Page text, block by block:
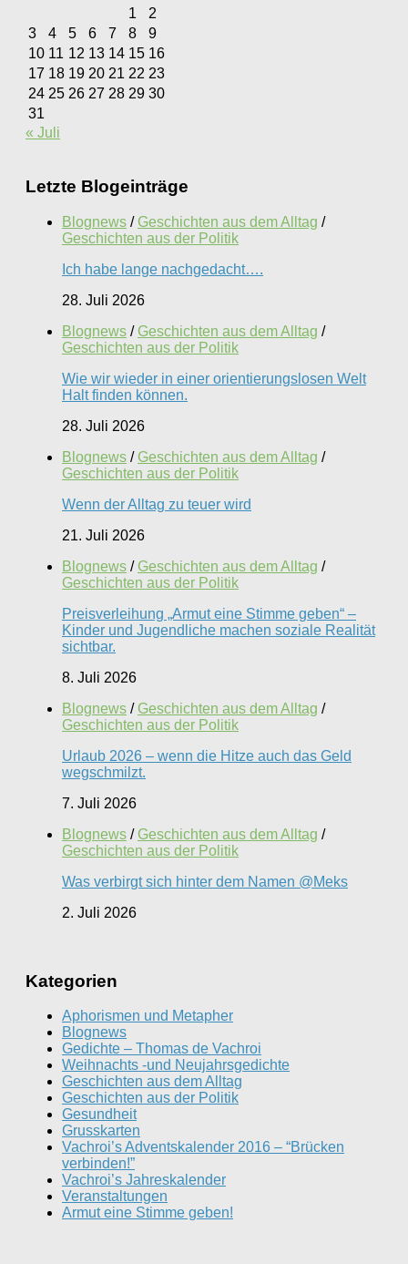
1
2
3
4 5 6 7 8
9
10 11 12 13 14 15 16
17 18 19 20 21 22 23
24 25 26 27 28 29 30
31
« Juli
Letzte Blogeinträge
Blognews / Geschichten aus dem Alltag /
Geschichten aus der Politik
Ich habe lange nachgedacht….
28. Juli 2026
Blognews / Geschichten aus dem Alltag /
Geschichten aus der Politik
Wie wir wieder in einer orientierungslosen Welt
Halt finden können.
28. Juli 2026
Blognews / Geschichten aus dem Alltag /
Geschichten aus der Politik
Wenn der Alltag zu teuer wird
21. Juli 2026
Blognews / Geschichten aus dem Alltag /
Geschichten aus der Politik
Preisverleihung „Armut eine Stimme geben“ –
Kinder und Jugendliche machen soziale Realität
sichtbar.
8. Juli 2026
Blognews / Geschichten aus dem Alltag /
Geschichten aus der Politik
Urlaub 2026 – wenn die Hitze auch das Geld
wegschmilzt.
7. Juli 2026
Blognews / Geschichten aus dem Alltag /
Geschichten aus der Politik
Was verbirgt sich hinter dem Namen @Meks
2. Juli 2026
Kategorien
Aphorismen und Metapher
Blognews
Gedichte – Thomas de Vachroi
Weihnachts -und Neujahrsgedichte
Geschichten aus dem Alltag
Geschichten aus der Politik
Gesundheit
Grusskarten
Vachroi’s Adventskalender 2016 – “Brücken
verbinden!”
Vachroi’s Jahreskalender
Veranstaltungen
Armut eine Stimme geben!